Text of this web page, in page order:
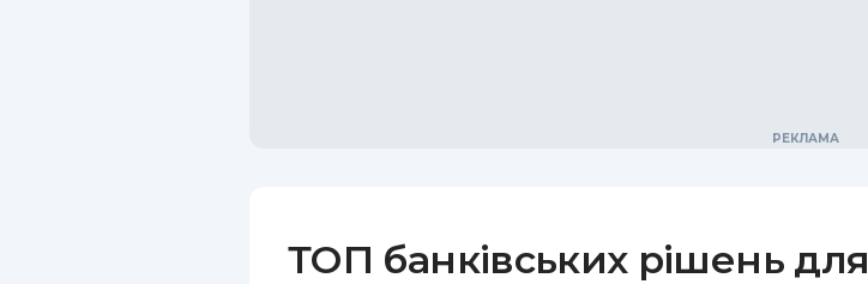
ТОП банківських рішень для